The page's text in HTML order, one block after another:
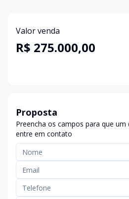
Valor venda
R$ 275.000,00
Proposta
Preencha os campos para que um
entre em contato